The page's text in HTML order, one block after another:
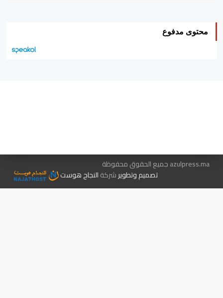
محتوى مدفوع
azulpress.ma جميع الحقوق محفوظة
تصميم وتطويرشركةالنجاح هوست